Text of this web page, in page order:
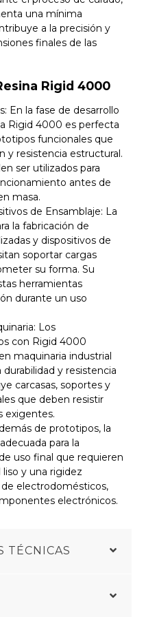
una mínima
a la precisión y
finales de las
Rigid 4000
En la fase de desarrollo
Rigid 4000 es perfecta
funcionales que
y resistencia estructural.
ser utilizados para
antes de
masa.
de Ensamblaje: La
la fabricación de
y dispositivos de
soportar cargas
su forma. Su
herramientas
durante un uso
Los
con Rigid 4000
maquinaria industrial
y resistencia
carcasas, soportes y
que deben resistir
exigentes.
de prototipos, la
para la
uso final que requieren
y una rigidez
electrodomésticos,
electrónicos.
TÉCNICAS